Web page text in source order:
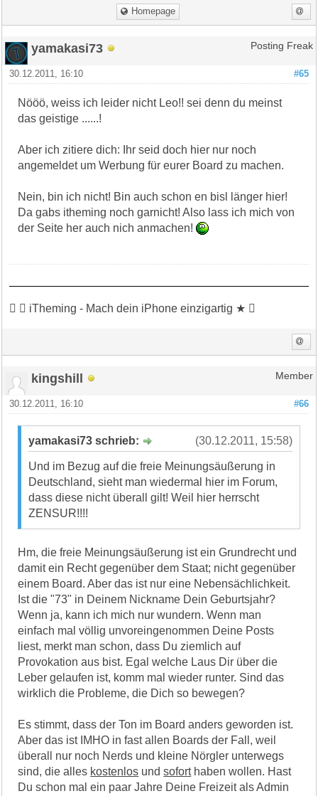
Homepage
yamakasi73 Posting Freak
#65
30.12.2011, 16:10
Nööö, weiss ich leider nicht Leo!! sei denn du meinst
das geistige ......!
Aber ich zitiere dich: Ihr seid doch hier nur noch
angemeldet um Werbung für eurer Board zu machen.
Nein, bin ich nicht! Bin auch schon en bisl länger hier!
Da gabs itheming noch garnicht! Also lass ich mich von
der Seite her auch nich anmachen!
 ★ iTheming - Mach dein iPhone einzigartig ★ 
kingshill Member
#66
30.12.2011, 16:10
(30.12.2011, 15:58)
yamakasi73 schrieb:
Und im Bezug auf die freie Meinungsäußerung in
Deutschland, sieht man wiedermal hier im Forum,
dass diese nicht überall gilt! Weil hier herrscht
ZENSUR!!!!
Hm, die freie Meinungsäußerung ist ein Grundrecht und
damit ein Recht gegenüber dem Staat; nicht gegenüber
einem Board. Aber das ist nur eine Nebensächlichkeit.
Ist die "73" in Deinem Nickname Dein Geburtsjahr?
Wenn ja, kann ich mich nur wundern. Wenn man
einfach mal völlig unvoreingenommen Deine Posts
liest, merkt man schon, dass Du ziemlich auf
Provokation aus bist. Egal welche Laus Dir über die
Leber gelaufen ist, komm mal wieder runter. Sind das
wirklich die Probleme, die Dich so bewegen?
Es stimmt, dass der Ton im Board anders geworden ist.
Aber das ist IMHO in fast allen Boards der Fall, weil
überall nur noch Nerds und kleine Nörgler unterwegs
sind, die alles kostenlos undsoforthaben wollen. Hast
Du schon mal ein paar Jahre Deine Freizeit als Admin